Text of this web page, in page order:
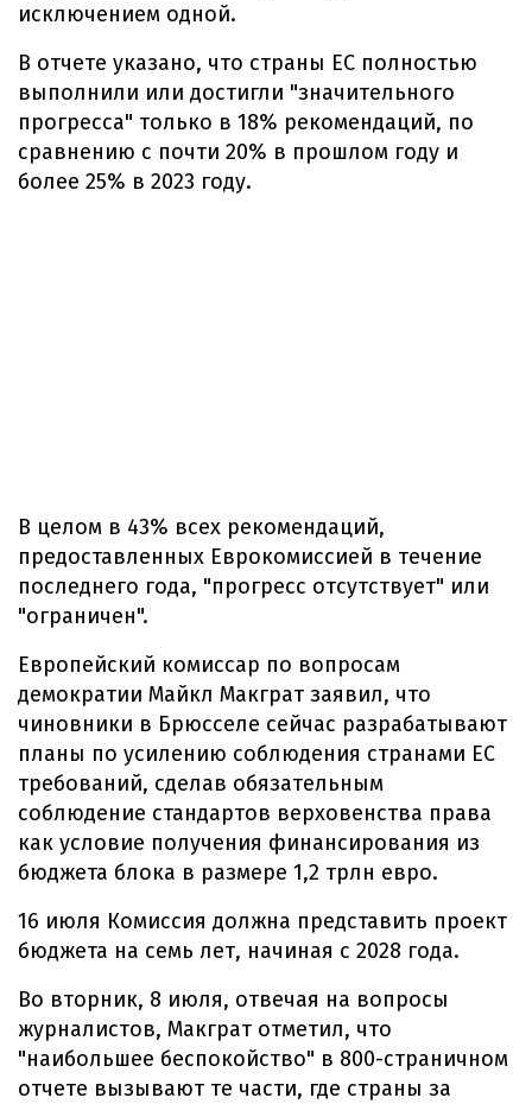
исключением одной.
В отчете указано, что страны ЕС полностью
выполнили или достигли "значительного
прогресса" только в 18% рекомендаций, по
сравнению с почти 20% в прошлом году и
более 25% в 2023 году.
В целом в 43% всех рекомендаций,
предоставленных Еврокомиссией в течение
последнего года, "прогресс отсутствует" или
"ограничен".
Европейский комиссар по вопросам
демократии Майкл Макграт заявил, что
чиновники в Брюсселе сейчас разрабатывают
планы по усилению соблюдения странами ЕС
требований, сделав обязательным
соблюдение стандартов верховенства права
как условие получения финансирования из
бюджета блока в размере 1,2 трлн евро.
16 июля Комиссия должна представить проект
бюджета на семь лет, начиная с 2028 года.
Во вторник, 8 июля, отвечая на вопросы
журналистов, Макграт отметил, что
"наибольшее беспокойство" в 800-страничном
отчете вызывают те части, где страны за